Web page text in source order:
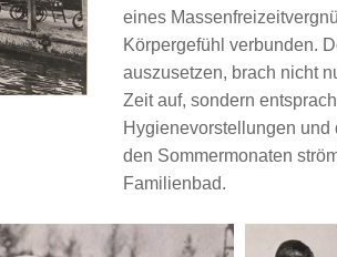
eines
Körpergefühl verbunden.
auszusetzen, brach nicht
Zeit auf, sondern
Hygienevorstellungen und
den Sommermonaten
Familienbad.